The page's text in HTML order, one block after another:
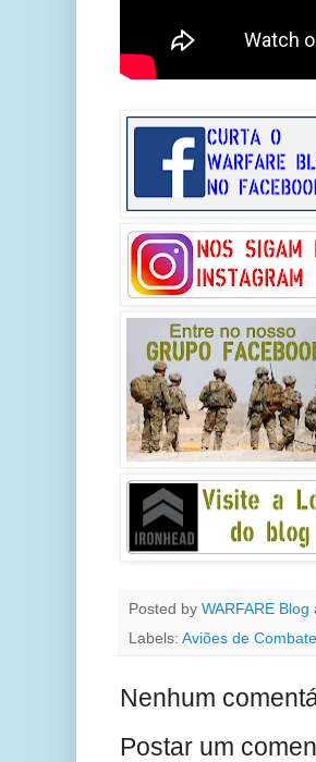
Posted by WARFARE Blog
Labels: Aviões de Combate
Nenhum
Postar um